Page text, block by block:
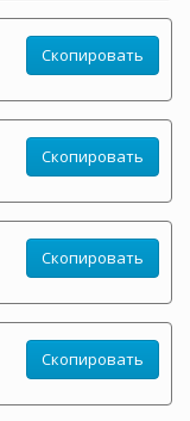
Скопировать
Скопировать
Скопировать
Скопировать